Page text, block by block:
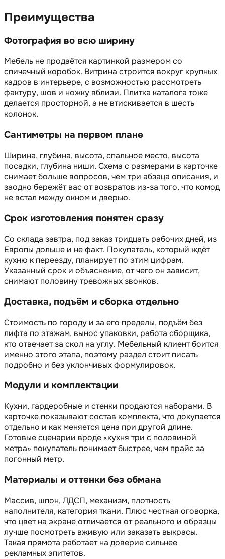
Преимущества
Фотография во всю ширину
Мебель не продаётся картинкой размером со
спичечный коробок. Витрина строится вокруг крупных
кадров в интерьере, с возможностью рассмотреть
фактуру, шов и ножку вблизи. Плитка каталога тоже
делается просторной, а не втискивается в шесть
колонок.
Сантиметры на первом плане
Ширина, глубина, высота, спальное место, высота
посадки, глубина ниши. Схема с размерами в карточке
снимает больше вопросов, чем три абзаца описания, и
заодно бережёт вас от возвратов из-за того, что комод
не встал между окном и дверью.
Срок изготовления понятен сразу
Со склада завтра, под заказ тридцать рабочих дней, из
Европы дольше и не факт. Покупатель, который ждёт
кухню к переезду, планирует по этим цифрам.
Указанный срок и объяснение, от чего он зависит,
снимают половину тревожных звонков.
Доставка, подъём и сборка отдельно
Стоимость по городу и за его пределы, подъём без
лифта по этажам, вынос упаковки, работа сборщика,
кто отвечает за скол на углу. Мебельный клиент боится
именно этого этапа, поэтому раздел стоит писать
подробно и без уклончивых формулировок.
Модули и комплектации
Кухни, гардеробные и стенки продаются наборами. В
карточке показывают состав комплекта, что докупается
отдельно и как меняется цена при другой длине.
Готовые сценарии вроде «кухня три с половиной
метра» покупатель понимает быстрее, чем прайс за
погонный метр.
Материалы и оттенки без обмана
Массив, шпон, ЛДСП, механизм, плотность
наполнителя, категория ткани. Плюс честная оговорка,
что цвет на экране отличается от реального и образцы
лучше посмотреть вживую или заказать выкрасы.
Такая прямота работает на доверие сильнее
рекламных эпитетов.